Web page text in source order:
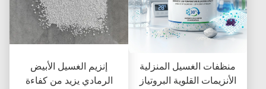
منظفات الغسيل المنزلية
الأنزيمات القلوية البروتياز
إنزيم الغسيل الأبيض
الرمادي يزيد من كفاءة